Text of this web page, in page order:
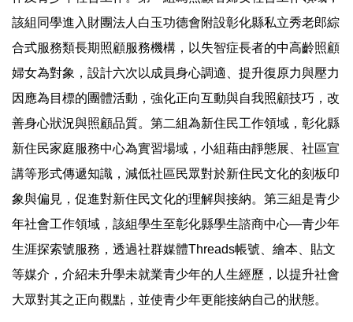
該組同學進入財團法人白玉功德會附設彰化縣私立秀老郎綜
合式服務類長期照顧服務機構，以失智症長者的中高齡照顧
婦女為對象，設計六次以成員身心調適、提升復原力與壓力
因應為目標的團體活動，強化正向互動與自我照顧技巧，改
善身心狀況與照顧品質。第二組為新住民工作領域，彰化縣
新住民家庭服務中心為實習場域，小組藉由靜態展、社區宣
講等形式傳遞知識，減低社區民眾對於新住民文化的刻板印
象與偏見，促進對新住民文化的理解與接納。第三組是青少
年社會工作領域，該組學生至彰化縣學生諮商中心—青少年
生涯探索號服務，透過社群媒體Threads帳號、繪本、貼文
等媒介，介紹未升學未就業青少年的人生經歷，以提升社會
大眾對其之正向觀點，並使青少年更能接納自己的狀態。